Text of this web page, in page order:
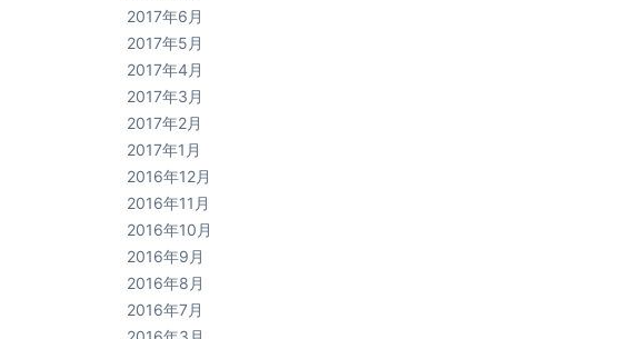
2017年6月
2017年5月
2017年4月
2017年3月
2017年2月
2017年1月
2016年12月
2016年11月
2016年10月
2016年9月
2016年8月
2016年7月